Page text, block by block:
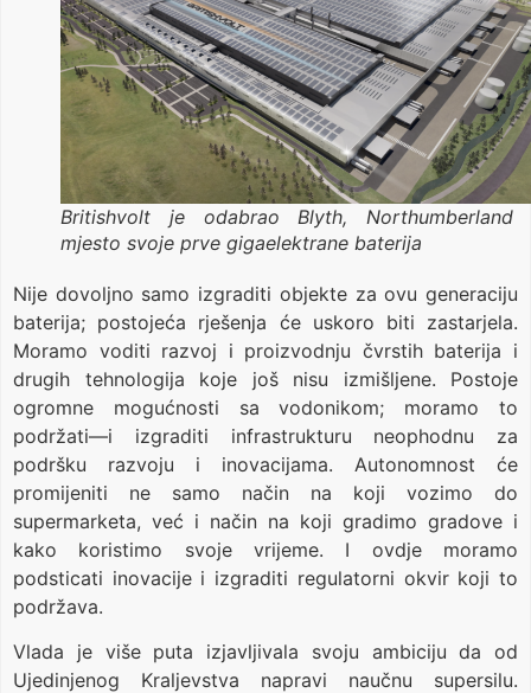
Britishvolt je odabrao Blyth, Northumberland
mjesto svoje prve gigaelektrane baterija
Nije dovoljno samo izgraditi objekte za ovu generaciju
baterija; postojeća rješenja će uskoro biti zastarjela.
Moramo voditi razvoj i proizvodnju čvrstih baterija i
drugih tehnologija koje još nisu izmišljene. Postoje
ogromne mogućnosti sa vodonikom; moramo to
podržati—i izgraditi infrastrukturu neophodnu za
podršku razvoju i inovacijama. Autonomnost će
promijeniti ne samo način na koji vozimo do
supermarketa, već i način na koji gradimo gradove i
kako koristimo svoje vrijeme. I ovdje moramo
podsticati inovacije i izgraditi regulatorni okvir koji to
podržava.
Vlada je više puta izjavljivala svoju ambiciju da od
Ujedinjenog Kraljevstva napravi naučnu supersilu.